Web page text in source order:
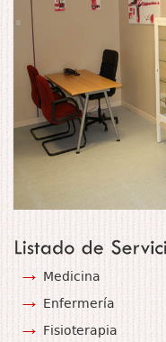
Medicina
Enfermería
Fisioterapia